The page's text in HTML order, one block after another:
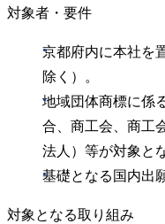
対象者・要件
京都府内に本社を
除く）。
地域団体商標に係
合、商工会、商工
法人）等が対象と
基礎となる国内出
対象となる取り組み